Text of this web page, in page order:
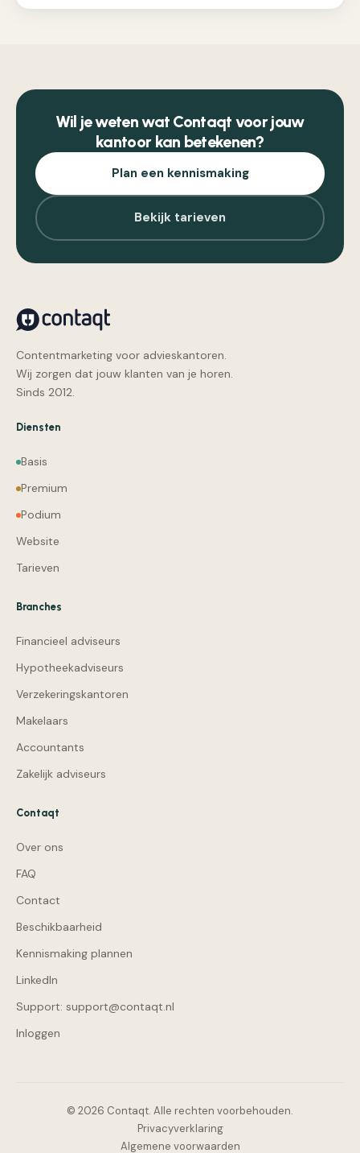
Wil je weten wat Contaqt voor jouw
kantoor kan betekenen?
Plan een kennismaking
Bekijk tarieven
Contentmarketing voor advieskantoren.
Wij zorgen dat jouw klanten van je horen.
Sinds 2012.
Diensten
Basis
Premium
Podium
Website
Tarieven
Branches
Financieel adviseurs
Hypotheekadviseurs
Verzekeringskantoren
Makelaars
Accountants
Zakelijk adviseurs
Contaqt
Over ons
FAQ
Contact
Beschikbaarheid
Kennismaking plannen
LinkedIn
Support: support@contaqt.nl
Inloggen
© 2026 Contaqt. Alle rechten voorbehouden.
Privacyverklaring
Algemene voorwaarden